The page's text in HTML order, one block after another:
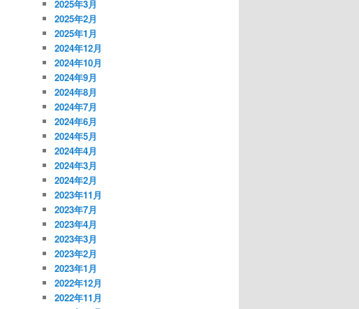
2025年3月
2025年2月
2025年1月
2024年12月
2024年10月
2024年9月
2024年8月
2024年7月
2024年6月
2024年5月
2024年4月
2024年3月
2024年2月
2023年11月
2023年7月
2023年4月
2023年3月
2023年2月
2023年1月
2022年12月
2022年11月